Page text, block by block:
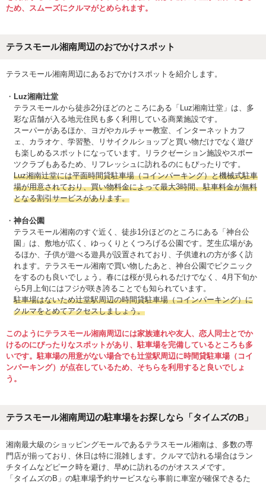
ため、スムーズにクルマがとめられます。
テラスモール湘南周辺のおでかけスポット
テラスモール湘南周辺にあるおでかけスポットを紹介します。
Luz湘南辻堂
テラスモールから徒歩2分ほどのところにある「Luz湘南辻堂」は、多
彩な店舗が入る地元住民も多く利用している商業施設です。
スーパーがあるほか、ヨガやカルチャー教室、インターネットカフ
ェ、カラオケ、学習塾、リサイクルショップと買い物だけでなく遊び
も楽しめるスポットになっています。リラクゼーション施設やスポー
ツクラブもあるため、リフレッシュに訪れるのにもぴったりです。
Luz湘南辻堂には平面時間貸駐車場（コインパーキング）と機械式駐車
場が用意されており、買い物料金によって最大3時間、駐車料金が無料
となる割引サービスがあります。
神台公園
テラスモール湘南のすぐ近く、徒歩1分ほどのところにある「神台公
園」は、敷地が広く、ゆっくりとくつろげる公園です。芝生広場があ
るほか、子供が遊べる遊具が設置されており、子供連れの方が多く訪
れます。テラスモール湘南で買い物したあと、神台公園でピクニック
をするのも良いでしょう。春には桜が見られるだけでなく、4月下旬か
ら5月上旬にはフジが咲き誇ることでも知られています。
駐車場はないため辻堂駅周辺の時間貸駐車場（コインパーキング）に
クルマをとめてアクセスしましょう。
このようにテラスモール湘南周辺には家族連れや友人、恋人同士とでか
けるのにぴったりなスポットがあり、駐車場を完備しているところも多
いです。駐車場の用意がない場合でも辻堂駅周辺に時間貸駐車場（コイ
ンパーキング）が点在しているため、そちらを利用すると良いでしょ
う。
テラスモール湘南周辺の駐車場をお探しなら「タイムズのB」
湘南最大級のショッピングモールであるテラスモール湘南は、多数の専
門店が揃っており、休日は特に混雑します。クルマで訪れる場合はラン
チタイムなどピーク時を避け、早めに訪れるのがオススメです。
「タイムズのB」の駐車場予約サービスなら事前に車室が確保できるた